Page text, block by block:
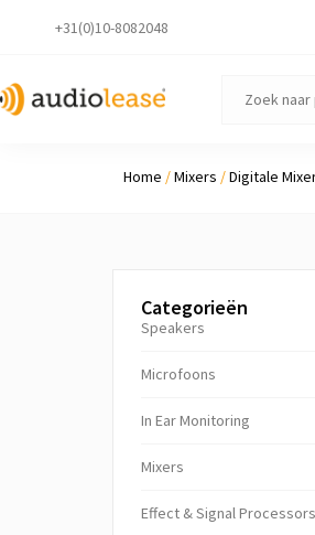
+31(0)10-8082048
Home /Mixers /Digitale
Categorieën
Speakers
Microfoons
In Ear Monitoring
Mixers
Ef­fect & Sig­nal Pro­cessors